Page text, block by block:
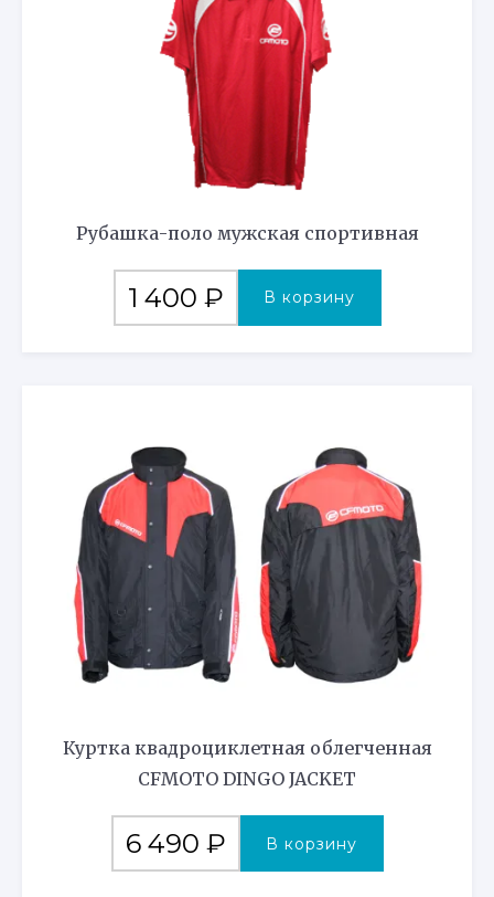
Рубашка-поло мужская спортивная
1 400 ₽ В корзину
Куртка квадроциклетная облегченная
CFMOTO DINGO JACKET
6 490 ₽ В корзину